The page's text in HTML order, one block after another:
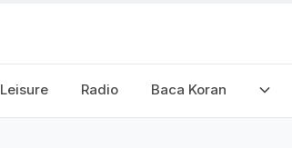
Leisure Radio Baca Koran